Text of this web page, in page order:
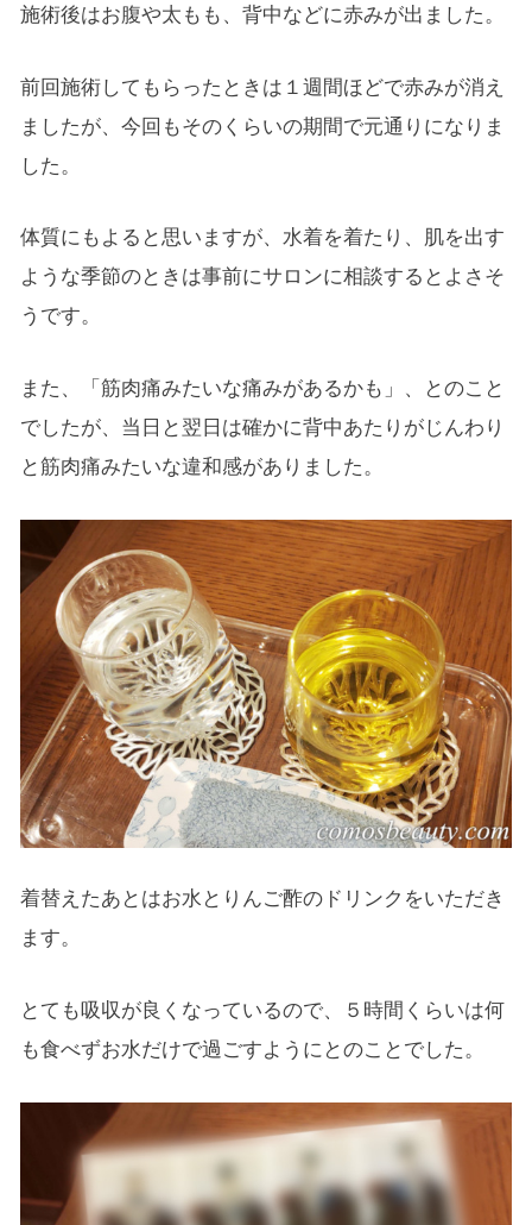
施術後はお腹や太もも、背中などに赤みが出ました。
前回施術してもらったときは１週間ほどで赤みが消え
ましたが、今回もそのくらいの期間で元通りになりま
した。
体質にもよると思いますが、水着を着たり、肌を出す
ような季節のときは事前にサロンに相談するとよさそ
うです。
また、「筋肉痛みたいな痛みがあるかも」、とのこと
でしたが、当日と翌日は確かに背中あたりがじんわり
と筋肉痛みたいな違和感がありました。
着替えたあとはお水とりんご酢のドリンクをいただき
ます。
とても吸収が良くなっているので、５時間くらいは何
も食べずお水だけで過ごすようにとのことでした。